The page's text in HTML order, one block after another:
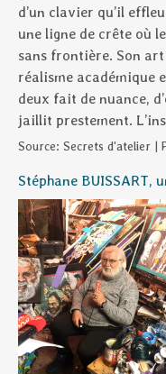
d’un clavier qu’il
une ligne de crête où
sans frontière. Son
réalisme académique
deux fait de nuance,
jaillit prestement.
Source: Secrets d'atelier |
Stéphane BUISSART,